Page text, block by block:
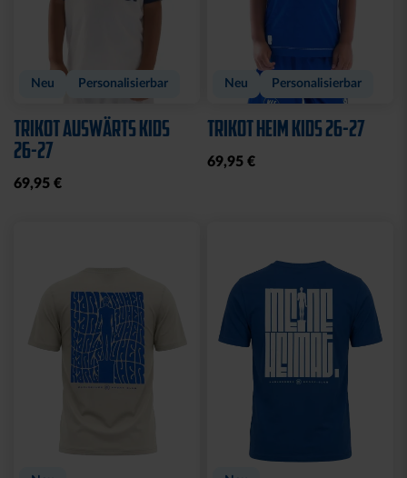
Neu Personalisierbar
TRIKOT AUSWÄRTS KIDS
26-27
69,95 €
Neu Personalisierbar
TRIKOT HEIM KIDS 26-27
69,95 €